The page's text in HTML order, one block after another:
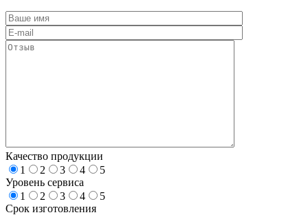
Качество продукции
1
2 3 4
5
Уровень сервиса
1
2 3 4
5
Срок изготовления